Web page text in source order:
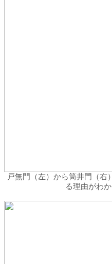
戸無門（左）から筒井門（右
る理由がわ